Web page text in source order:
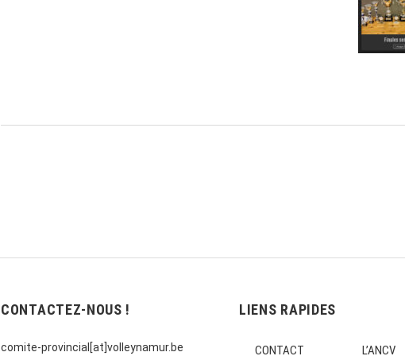
CONTACTEZ-NOUS !
comite-provincial[at]volleynamur.be
LIENS RAPIDES
CONTACT L’ANCV